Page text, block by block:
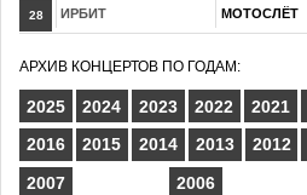
28 ИРБИТ МОТОСЛЁТ
АРХИВ КОНЦЕРТОВ ПО ГОДАМ:
2025 2024 2023 2022 2021
2016
2015 2014 2013 2012
2007
2006